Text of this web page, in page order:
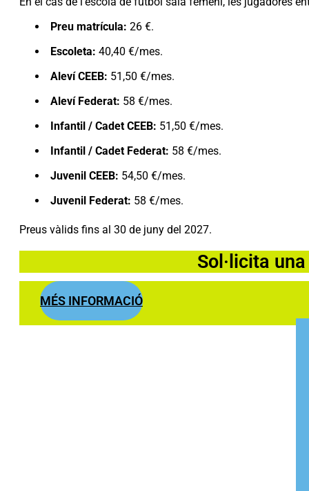
Preu matrícula: 26 €.
Escoleta: 40,40 €/mes.
Aleví CEEB: 51,50 €/mes.
Aleví Federat: 58 €/mes.
Infantil / Cadet CEEB: 51,50 €/mes.
Infantil / Cadet Federat: 58 €/mes.
Juvenil CEEB: 54,50 €/mes.
Juvenil Federat: 58 €/mes.
Preus vàlids fins al 30 de juny del 2027.
Sol·licita
MÉS INFORMACIÓ